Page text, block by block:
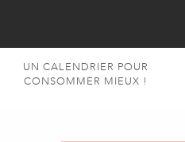
UN CALENDRIER POUR
CONSOMMER MIEUX !